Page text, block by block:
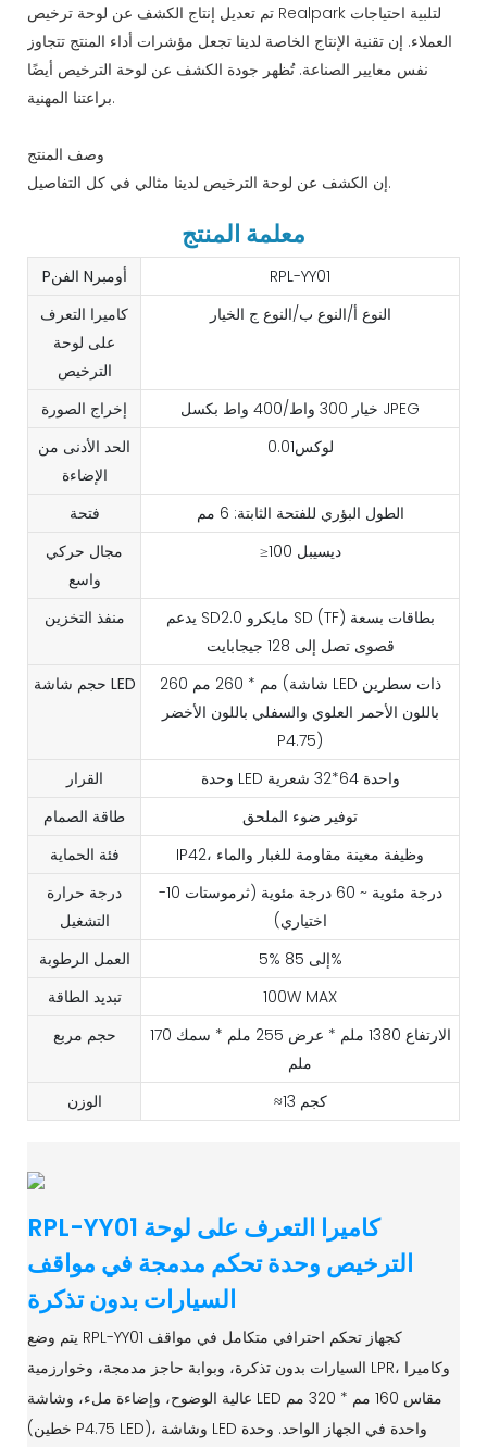
تم تعديل إنتاج الكشف عن لوحة ترخيص Realpark لتلبية احتياجات
العملاء. إن تقنية الإنتاج الخاصة لدينا تجعل مؤشرات أداء المنتج تتجاوز
نفس معايير الصناعة. تُظهر جودة الكشف عن لوحة الترخيص أيضًا
براعتنا المهنية.
وصف المنتج
إن الكشف عن لوحة الترخيص لدينا مثالي في كل التفاصيل.
معلمة المنتج
Pالفن Nأومبر
RPL-YY01
كاميرا التعرف
على لوحة
الترخيص
النوع أ/النوع ب/النوع ج الخيار
إخراج الصورة
خيار 300 واط/400 واط بكسل JPEG
الحد الأدنى من
الإضاءة
لوكس0.01
فتحة
الطول البؤري للفتحة الثابتة: 6 مم
مجال حركي
واسع
≥100 ديسيبل
منفذ التخزين
يدعم SD2.0 مايكرو SD (TF) بطاقات بسعة
قصوى تصل إلى 128 جيجابايت
حجم شاشة LED
260 مم * 260 مم (شاشة LED ذات سطرين
باللون الأحمر العلوي والسفلي باللون الأخضر
P4.75)
القرار
وحدة LED واحدة 64*32 شعرية
طاقة الصمام
توفير ضوء الملحق
فئة الحماية
IP42، وظيفة معينة مقاومة للغبار والماء
درجة حرارة
التشغيل
-10 درجة مئوية ~ 60 درجة مئوية (ثرموستات
اختياري)
العمل الرطوبة
5% إلى 85%
تبديد الطاقة
100W MAX
حجم مربع
الارتفاع 1380 ملم * عرض 255 ملم * سمك 170
ملم
الوزن
≈13 كجم
RPL-YY01 كاميرا التعرف على لوحة
الترخيص وحدة تحكم مدمجة في مواقف
السيارات بدون تذكرة
يتم وضع RPL-YY01 كجهاز تحكم احترافي متكامل في مواقف
السيارات بدون تذكرة، وبوابة حاجز مدمجة، وخوارزمية LPR، وكاميرا
عالية الوضوح، وإضاءة ملء، وشاشة LED مقاس 160 مم * 320 مم
(خطين P4.75 LED)، وشاشة LED واحدة في الجهاز الواحد. وحدة